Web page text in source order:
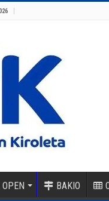
OPEN BAKIO